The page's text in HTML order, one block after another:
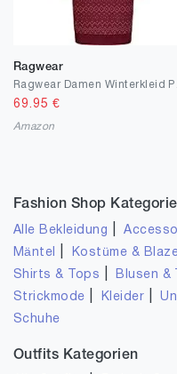
Ragwear
69.95 €
Amazon
Fashion Shop
Alle Bekleidung |
Mäntel Kostüme &
Shirts & Tops Blusen &
Strickmode
Kleider |
Schuhe
Outfits Kategorien